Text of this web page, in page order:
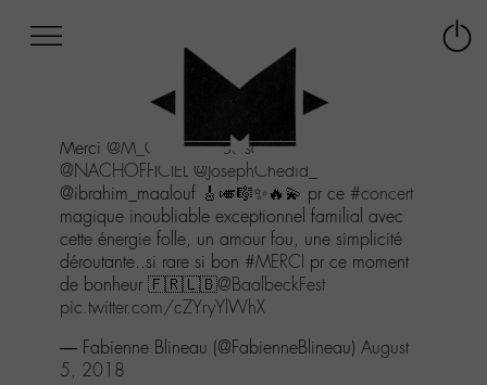
au
menu
Aller
contenu
Aller
recherche
Merci @M_Chedid @louischedid
@NACHOFFICIEL @JosephChedid_
@ibrahim_maalouf 🎸🎺🎼✨🔥💫 pr ce #concert
magique inoubliable exceptionnel familial avec
cette énergie folle, un amour fou, une simplicité
déroutante..si rare si bon #MERCI pr ce moment
de bonheur 🇫🇷🇱🇧@BaalbeckFest
pic.twitter.com/cZYryYlWhX
— Fabienne Blineau (@FabienneBlineau) August
5, 2018